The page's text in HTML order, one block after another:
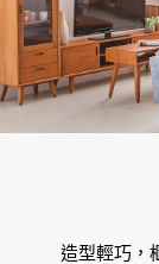
About
造型輕巧，